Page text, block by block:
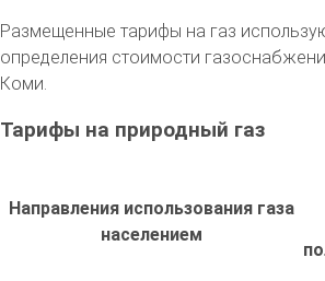
Размещенные тарифы на газ
определения стоимости
Коми.
Тарифы на природный газ
Направления использования газа
населением